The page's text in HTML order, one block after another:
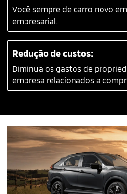
Você sempre de carro novo
empresarial.
Redução de custos:
Diminua os gastos de
empresa relacionados a